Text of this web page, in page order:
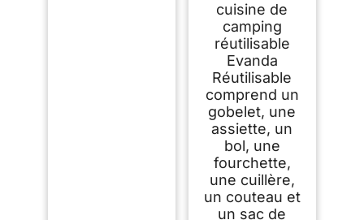
Peu encombrant
cuisine de
camping
réutilisable
Evanda
Réutilisable
comprend un
gobelet, une
assiette, un
bol, une
fourchette,
une cuillère,
un couteau et
un sac de